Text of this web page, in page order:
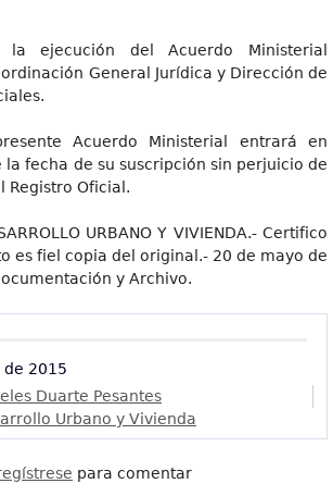
la ejecución del Acuerdo Ministerial
General Jurídica y Dirección de
Acuerdo Ministerial entrará en
fecha de su suscripción sin perjuicio de
Registro Oficial.
URBANO Y VIVIENDA.- Certifico
es fiel copia del original.- 20 de mayo de
y Archivo.
de 2015
Duarte Pesantes
Urbano y Vivienda
para comentar